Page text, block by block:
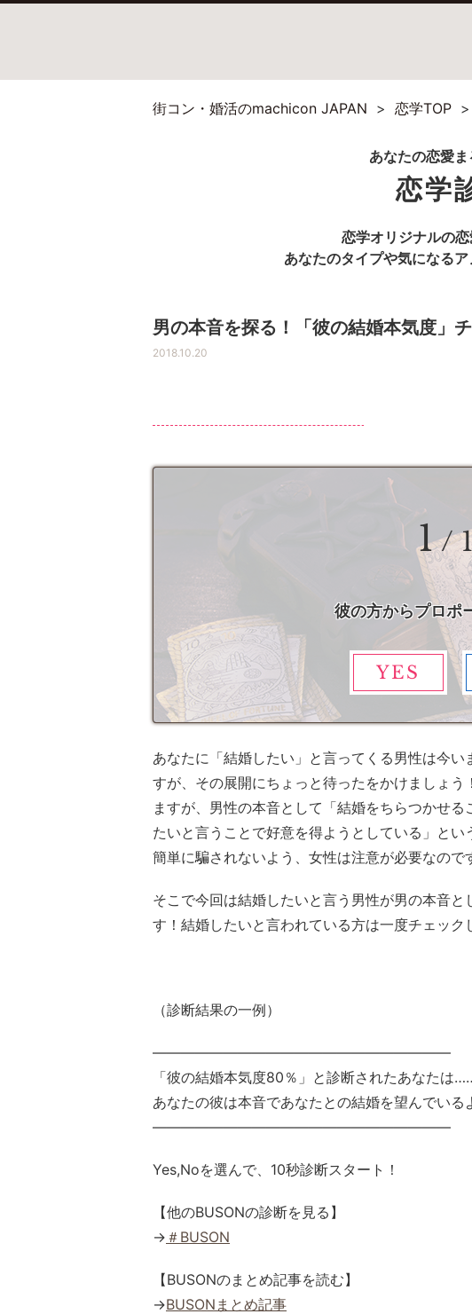
街コン・婚活のmachicon JAPAN 恋学TOP
恋学
恋学オリジナルの恋
あなたのタイプや気になるア
男の本音を探る！「彼の結婚本気度」
2018.10.20
1/
彼の方からプロポ
YES
あなたに「結婚したい」と言ってくる男性は今
すが、その展開にちょっと待ったをかけましょ
ますが、男性の本音として「結婚をちらつかせ
たいと言うことで好意を得ようとしている」と
簡単に騙されないよう、女性は注意が必要なので
そこで今回は結婚したいと言う男性が男の本音
す！結婚したいと言われている方は一度チェック
（診断結果の一例）
—————————————————————
「彼の結婚本気度80％」と診断されたあなたは
あなたの彼は本音であなたとの結婚を望んでい
—————————————————————
Yes,Noを選んで、10秒診断スタート！
【他のBUSONの診断を見る】
→ ＃BUSON
【BUSONのまとめ記事を読む】
→BUSONまとめ記事